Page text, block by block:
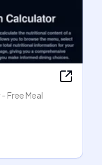
Free Meal